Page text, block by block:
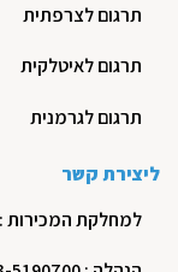
תרגום לצרפתית
תרגום לאיטלקית
תרגום לגרמנית
ליצירת קשר
למחלקת המכירות : 03-5190777